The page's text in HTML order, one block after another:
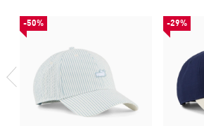
-50% -29%